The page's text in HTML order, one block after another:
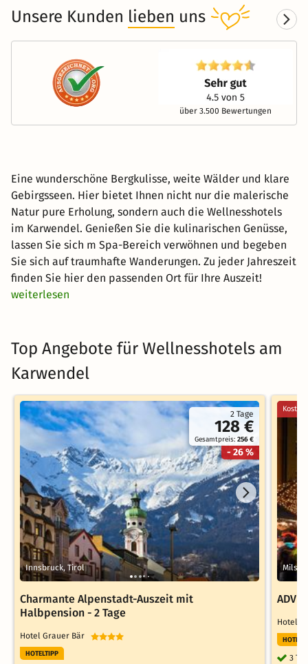
Unsere Kunden lieben uns
über 3.500 Bewertungen
Eine wunderschöne Bergkulisse, weite Wälder und klare
Gebirgsseen. Hier bietet Ihnen nicht nur die malerische
Natur pure Erholung, sondern auch die Wellnesshotels
im Karwendel. Genießen Sie die kulinarischen Genüsse,
lassen Sie sich m Spa-Bereich verwöhnen und begeben
Sie sich auf traumhafte Wanderungen. Zu jeder Jahreszeit
finden Sie hier den passenden Ort für Ihre Auszeit!
weiterlesen
Top Angebote für Wellnesshotels am
Karwendel
2 Tage
128 €
Gesamtpreis:256 €
- 26 %
Innsbruck, Tirol
Charmante Alpenstadt-Auszeit mit
Halbpension - 2 Tage
Hotel Grauer Bär
HOTELTIPP
Mils
Hotel
3